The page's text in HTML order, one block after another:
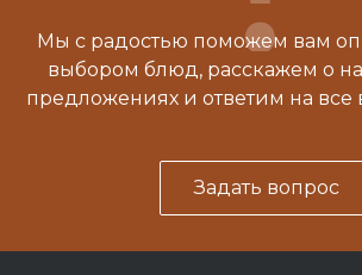
Мы с радостью поможем вам
выбором блюд, расскажем о
предложениях и ответим на
Задать вопрос